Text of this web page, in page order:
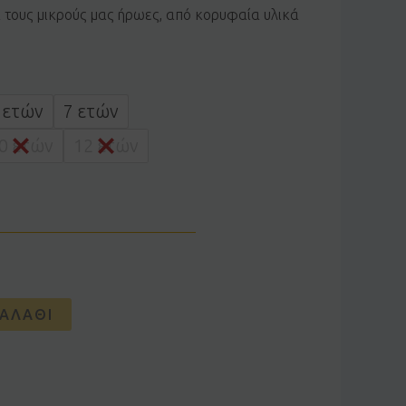
τους μικρούς μας ήρωες, από κορυφαία υλικά
ετών
7 ετών
ετών
12 ετών